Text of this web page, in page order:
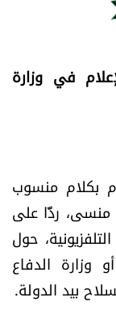
في وزارة
بكلام منسوب
منسى، ردًّا على
حول
وزارة الدفاع
بيد الدولة.